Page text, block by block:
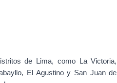
de Lima, como La Victoria,
El Agustino y San Juan de